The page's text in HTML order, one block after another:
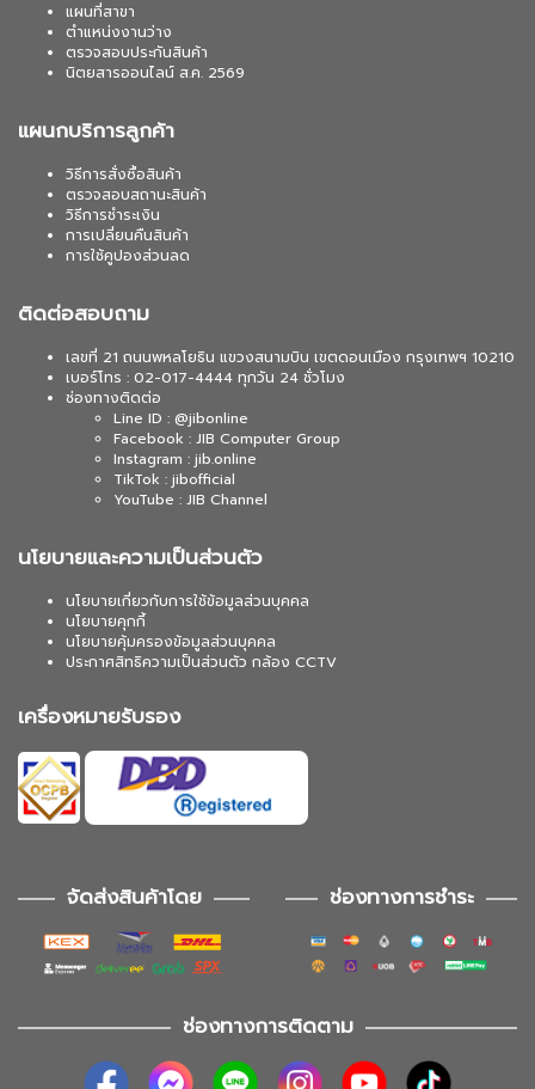
แผนที่สาขา
ตำแหน่งงานว่าง
ตรวจสอบประกันสินค้า
นิตยสารออนไลน์ ส.ค. 2569
แผนกบริการลูกค้า
วิธีการสั่งซื้อสินค้า
ตรวจสอบสถานะสินค้า
วิธีการชำระเงิน
การเปลี่ยนคืนสินค้า
การใช้คูปองส่วนลด
ติดต่อสอบถาม
เลขที่ 21 ถนนพหลโยธิน แขวงสนามบิน เขตดอนเมือง กรุงเทพฯ 10210
เบอร์โทร : 02-017-4444 ทุกวัน 24 ชั่วโมง
ช่องทางติดต่อ
Line ID : @jibonline
Facebook : JIB Computer Group
Instagram : jib.online
TikTok : jibofficial
YouTube : JIB Channel
นโยบายและความเป็นส่วนตัว
นโยบายเกี่ยวกับการใช้ข้อมูลส่วนบุคคล
นโยบายคุกกี้
นโยบายคุ้มครองข้อมูลส่วนบุคคล
ประกาศสิทธิความเป็นส่วนตัว กล้อง CCTV
เครื่องหมายรับรอง
จัดส่งสินค้าโดย ช่องทางการชำระ
ช่องทางการติดตาม